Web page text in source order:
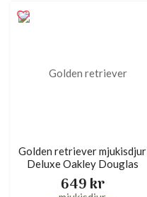
Golden retriever mjukisdjur
Deluxe Oakley Douglas
649 kr